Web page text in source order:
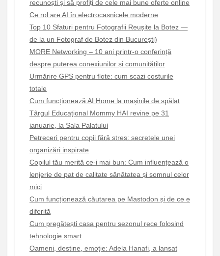
recunoști și să profiți de cele mai bune oferte online
Ce rol are AI în electrocasnicele moderne
Top 10 Sfaturi pentru Fotografii Reușite la Botez —
de la un Fotograf de Botez din București)
MORE Networking – 10 ani printr-o conferință
despre puterea conexiunilor și comunităților
Urmărire GPS pentru flote: cum scazi costurile
totale
Cum funcționează AI Home la mașinile de spălat
Târgul Educațional Mommy HAI revine pe 31
ianuarie, la Sala Palatului
Petreceri pentru copii fără stres: secretele unei
organizări inspirate
Copilul tău merită ce-i mai bun: Cum influențează o
lenjerie de pat de calitate sănătatea și somnul celor
mici
Cum funcționează căutarea pe Mastodon și de ce e
diferită
Cum pregătești casa pentru sezonul rece folosind
tehnologie smart
Oameni, destine, emoție: Adela Hanafi, a lansat